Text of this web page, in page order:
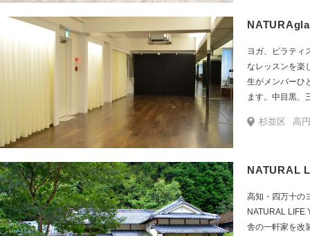
ヨガ、ピラティ
なレッスンを楽
生がメンバーひ
ます。中目黒、
杉並区 高円
NATURAL
高知・四万十の
NATURAL LIFE
舎の一軒家を改